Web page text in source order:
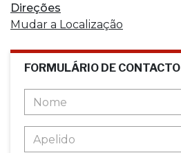
Direções
Mudar a Localização
FORMULÁRIO DE CONTACTO